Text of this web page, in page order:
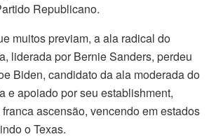
Republicano.
muitos previam, a ala radical do
liderada por Bernie Sanders, perdeu
Biden, candidato da ala moderada do
e apoiado por seu establishment,
ascensão, vencendo em estados
o Texas.